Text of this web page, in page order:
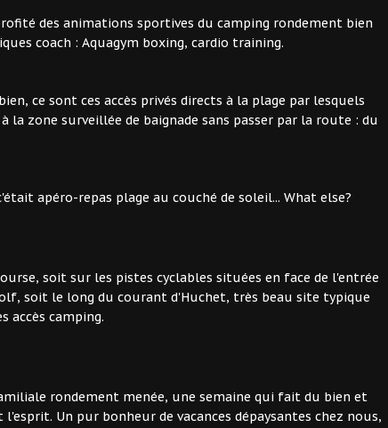
des animations sportives du camping rondement bien
coach : Aquagym boxing, cardio training.
ce sont ces accès privés directs à la plage par lesquels
la zone surveillée de baignade sans passer par la route : du
apéro-repas plage au couché de soleil... What else?
soit sur les pistes cyclables situées en face de l'entrée
soit le long du courant d'Huchet, très beau site typique
accès camping.
rondement menée, une semaine qui fait du bien et
Un pur bonheur de vacances dépaysantes chez nous,